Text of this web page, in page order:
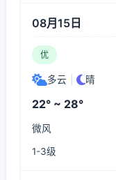
08月15日
优
多云 晴
22° ~ 28°
微风
1-3级